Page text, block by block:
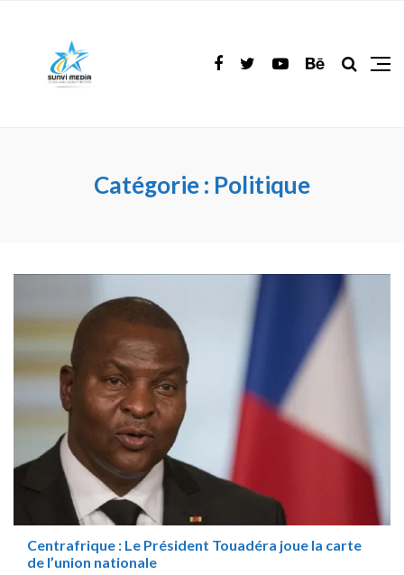
Catégorie : Politique
Centrafrique : Le Président Touadéra joue la carte
de l’union nationale